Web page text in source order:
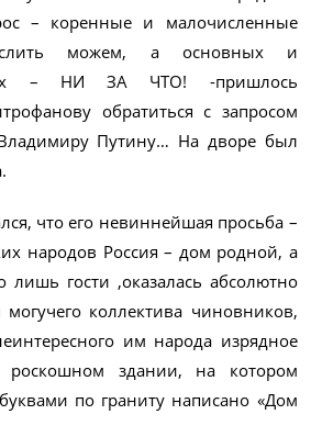
– коренные и малочисленные
можем, а основных и
– НИ ЗА ЧТО! -пришлось
обратиться с запросом
Путину… На дворе был
что его невиннейшая просьба –
народов Россия – дом родной, а
лишь гости ,оказалась абсолютно
коллектива чиновников,
им народа изрядное
роскошном здании, на котором
по граниту написано «Дом